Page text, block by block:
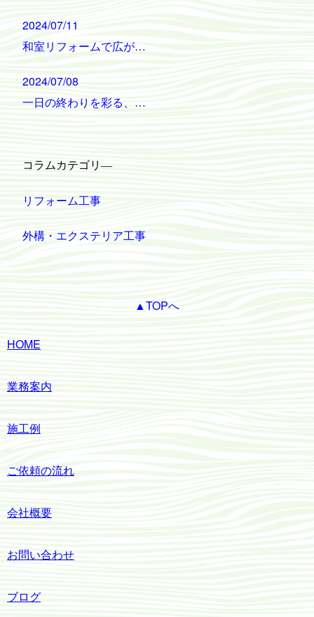
2024/07/11
和室リフォームで広が…
2024/07/08
一日の終わりを彩る、…
コラムカテゴリ―
リフォーム工事
外構・エクステリア工事
▲TOPへ
HOME
業務案内
施工例
ご依頼の流れ
会社概要
お問い合わせ
ブログ